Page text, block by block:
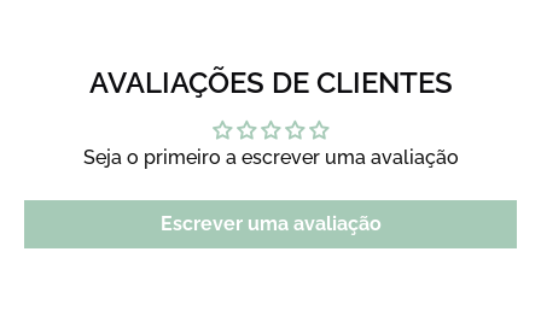
AVALIAÇÕES DE CLIENTES
Seja o primeiro a escrever uma avaliação
Escrever uma avaliação